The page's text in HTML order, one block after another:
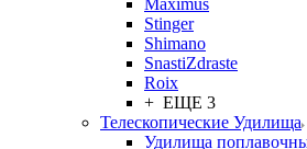
Maximus
Stinger
Shimano
SnastiZdraste
Roix
+ ЕЩЕ 3
Телескопические Удилища
Удилища